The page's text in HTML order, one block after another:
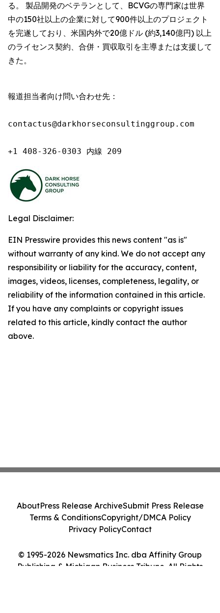
る。 製品開発のベテランとして、BCVGの専門家は世界
中の150社以上の企業に対して900件以上のプロジェクト
を完遂しており、米国内外で20億ドル (約3,140億円) 以上
のライセンス契約、合併・買収取引を主導または支援して
きた。
報道担当者向け問い合わせ先：
contactus@darkhorseconsultinggroup.com
+1 408-326-0303 内線 209
Legal Disclaimer:
EIN Presswire provides this news content "as is"
without warranty of any kind. We do not accept any
responsibility or liability for the accuracy, content,
images, videos, licenses, completeness, legality, or
reliability of the information contained in this article.
If you have any complaints or copyright issues
related to this article, kindly contact the author
above.
© 1995-2026 Newsmatics Inc. dba Affinity Group
Publishing & Michigan Business Tribune. All Rights
AboutPress Release ArchiveSubmit Press Release
Terms & ConditionsCopyright/DMCA Policy
Privacy PolicyContact